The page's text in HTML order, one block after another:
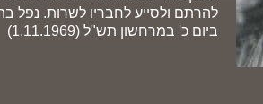
להרתם ולסייע לחבריו לשרות. נפל
ביום כ' במרחשון תש"ל (1.11.1969)